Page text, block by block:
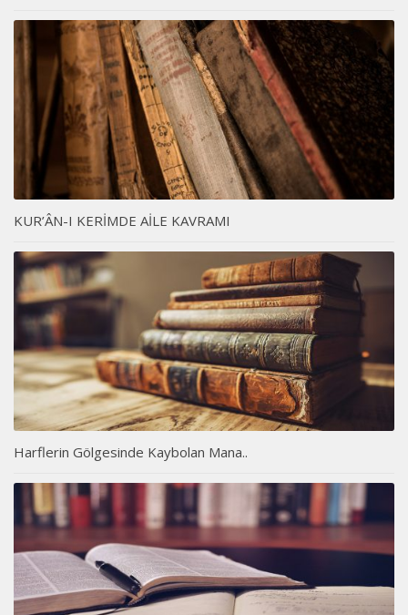
KUR’ÂN-I KERİMDE AİLE KAVRAMI
Harflerin Gölgesinde Kaybolan Mana..